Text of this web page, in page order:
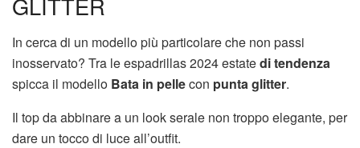
In cerca di un modello più particolare che non passi
inosservato? Tra le espadrillas 2024 estatedi tendenza
spicca il modello Bata in pellecon punta glitter.
Il top da abbinare a un look serale non troppo elegante, per
dare un tocco di luce all’outfit.